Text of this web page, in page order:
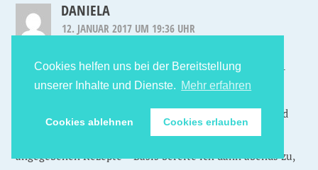
Cookies helfen uns bei der Bereitstellung
unserer Inhalte und Dienste. Mehr erfahren
Cookies ablehnen Cookies erlauben
DANIELA
12. JANUAR 2017 UM 19:36 UHR
Hallo, finde eure Seite echt super, auch wenn ich bisher
nichts ausprobiert habe.
Jetzt möchte ich aber und ich habe 1 Frage: Flocken und
Flüssigkeit sind die Basis!? Immer? Das heisst also die
angegebenen Rezepte + Basis bereite ich dann abends zu,